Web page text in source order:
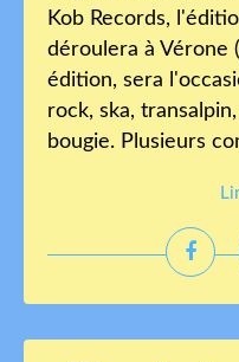
Kob Records,
déroulera à Vérone
édition, sera
rock, ska,
bougie. Plusieurs